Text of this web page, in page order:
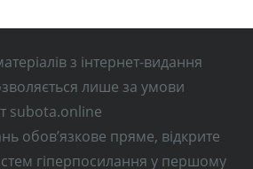
з інтернет-видання
лише за умови
subota.online
обов’язкове пряме, відкрите
гіперпосилання у першому